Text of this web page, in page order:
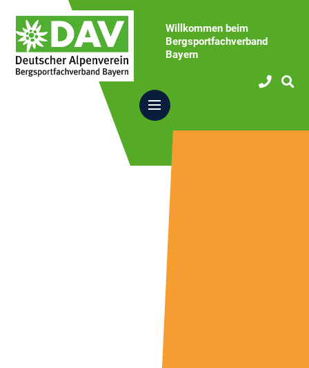
Willkommen beim
Bergsportfachverband
Bayern